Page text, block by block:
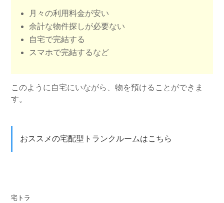
月々の利用料金が安い
余計な物件探しが必要ない
自宅で完結する
スマホで完結するなど
このように自宅にいながら、物を預けることができま
す。
おススメの宅配型トランクルームはこちら
宅トラ